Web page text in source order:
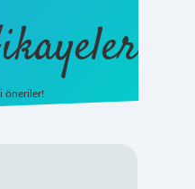
öneriler!